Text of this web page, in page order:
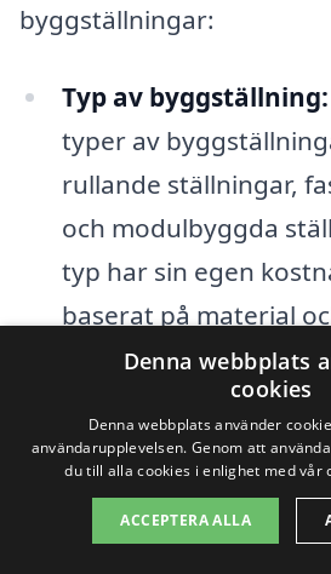
byggställningar:
Typ av byggställning:
typer av
rullande ställningar,
och modulbyggda
typ har sin egen
baserat på material
Storlek och höjd:Ju
ställningen är, desto
arbetskraft krävs för
Det påverkar i sin tur
Denna webbplats
cookies
Denna webbplats använder
användarupplevelsen. Genom att
du till alla cookies i enlighet med vår
ACCEPTERA ALLA